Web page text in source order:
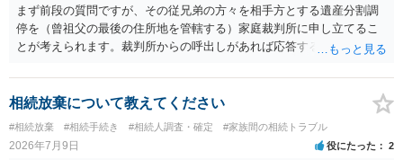
る方が良いでしょう。 もし法テラスが御利用になれない、あるいは時
間がない等であれば、相続を取扱分野としている弁護士を適宜探し
（WEB等で）、問い合わせてみることです。相続を扱う弁護士でも相
けてくれないところもあるようです。 複数の法律事務所に聞いて（相
見積もりをとって）、一番安いところでやってもらうことに決めれ
ば、キューちゃんママさんの御希望をかなえることができるのではな
いでしょうか。 あるいは相続放棄であれば御自分でできなくもないと
は思います。その場合、かかるのは戸籍等の取得費用と印紙代だけと
まず前段の質問ですが、その従兄弟の方々を相手方とする遺産分割調
停を（曾祖父の最後の住所地を管轄する）家庭裁判所に申し立てるこ
とが考えられます。裁判所からの呼出しがあれば応答する可能性がま
能と思われます。時間が思った以上にないので必要書類をてきぱきと
揃える必要があります。その点是非御注意ください。
相続放棄について教えてください
#相続放棄 #相続手続き #相続人調査・確定 #家族間の相続トラブル
2026年7月9日 役にたった 2